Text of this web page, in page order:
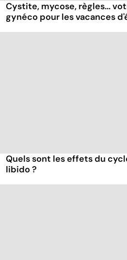
Cystite, mycose, règles...
gynéco pour les vacances
Quels sont les effets du
libido ?